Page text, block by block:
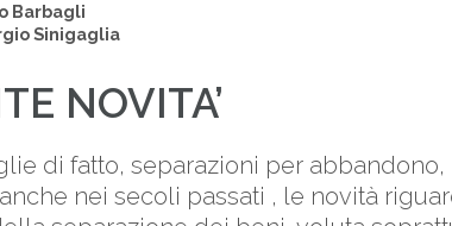
Barbagli
Sinigaglia
NOVITA’
di fatto, separazioni per
anche nei secoli passati , le novità